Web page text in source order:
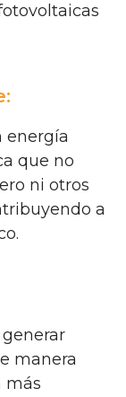
energía
que no
ni otros
a
manera
más